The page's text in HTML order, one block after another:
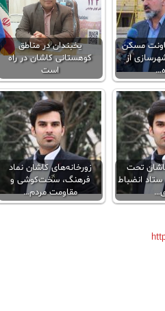
مسکن
از
یخبندان در مناطق
کوهستانی کاشان در راه
است
تحت
انضباط
زورخانه‌های کاشان نماد
فرهنگ، سخت‌کوشی و
مقاومت مردم…